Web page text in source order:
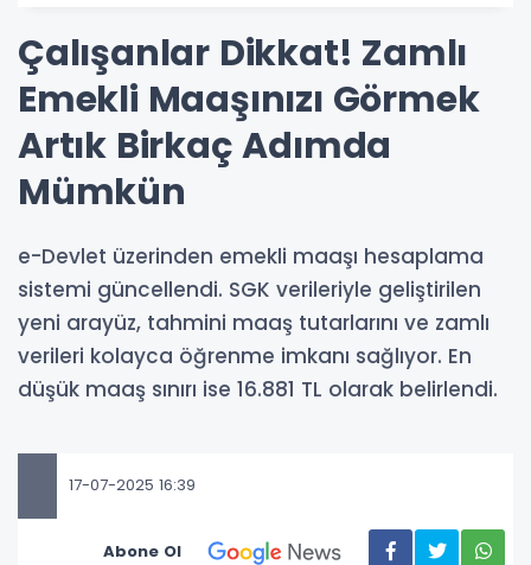
Çalışanlar Dikkat! Zamlı
Emekli Maaşınızı Görmek
Artık Birkaç Adımda
Mümkün
e-Devlet üzerinden emekli maaşı hesaplama
sistemi güncellendi. SGK verileriyle geliştirilen
yeni arayüz, tahmini maaş tutarlarını ve zamlı
verileri kolayca öğrenme imkanı sağlıyor. En
düşük maaş sınırı ise 16.881 TL olarak belirlendi.
17-07-2025 16:39
Abone Ol